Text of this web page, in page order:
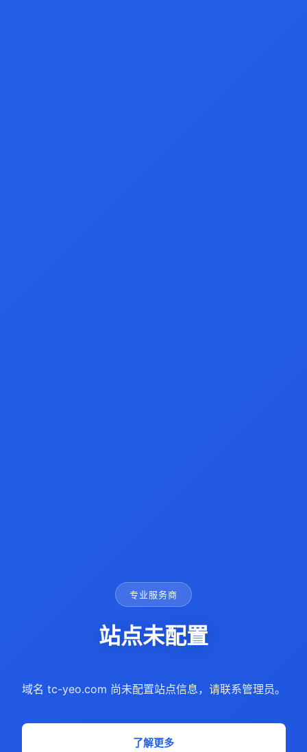
专业服务商
站点未配置
域名 tc-yeo.com 尚未配置站点信息，请联系管理员。
了解更多